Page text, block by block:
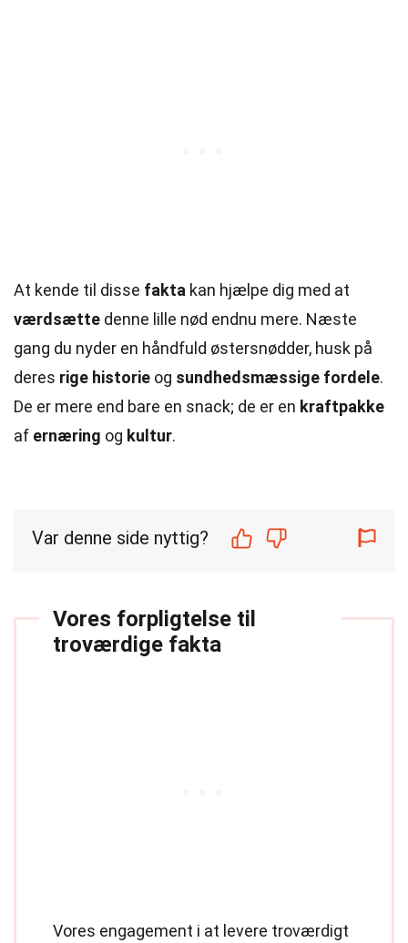
At kende til disse fakta kan hjælpe dig med at
værdsætte denne lille nød endnu mere. Næste
gang du nyder en håndfuld østersnødder, husk på
deres rige historie og sundhedsmæssige fordele.
De er mere end bare en snack; de er en kraftpakke
af ernæring og kultur.
Var denne side nyttig?
Vores forpligtelse til
troværdige fakta
Vores engagement i at levere troværdigt